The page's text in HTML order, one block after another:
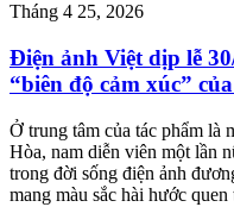
Tháng 4 25, 2026
Điện ảnh Việt dịp lễ
“biên độ cảm xúc”
Ở trung tâm của tác phẩm là
Hòa, nam diễn viên một lần
trong đời sống điện ảnh
mang màu sắc hài hước